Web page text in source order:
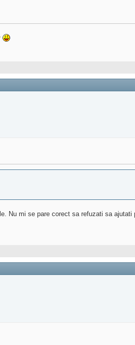
Nu mi se pare corect sa refuzati sa ajutati